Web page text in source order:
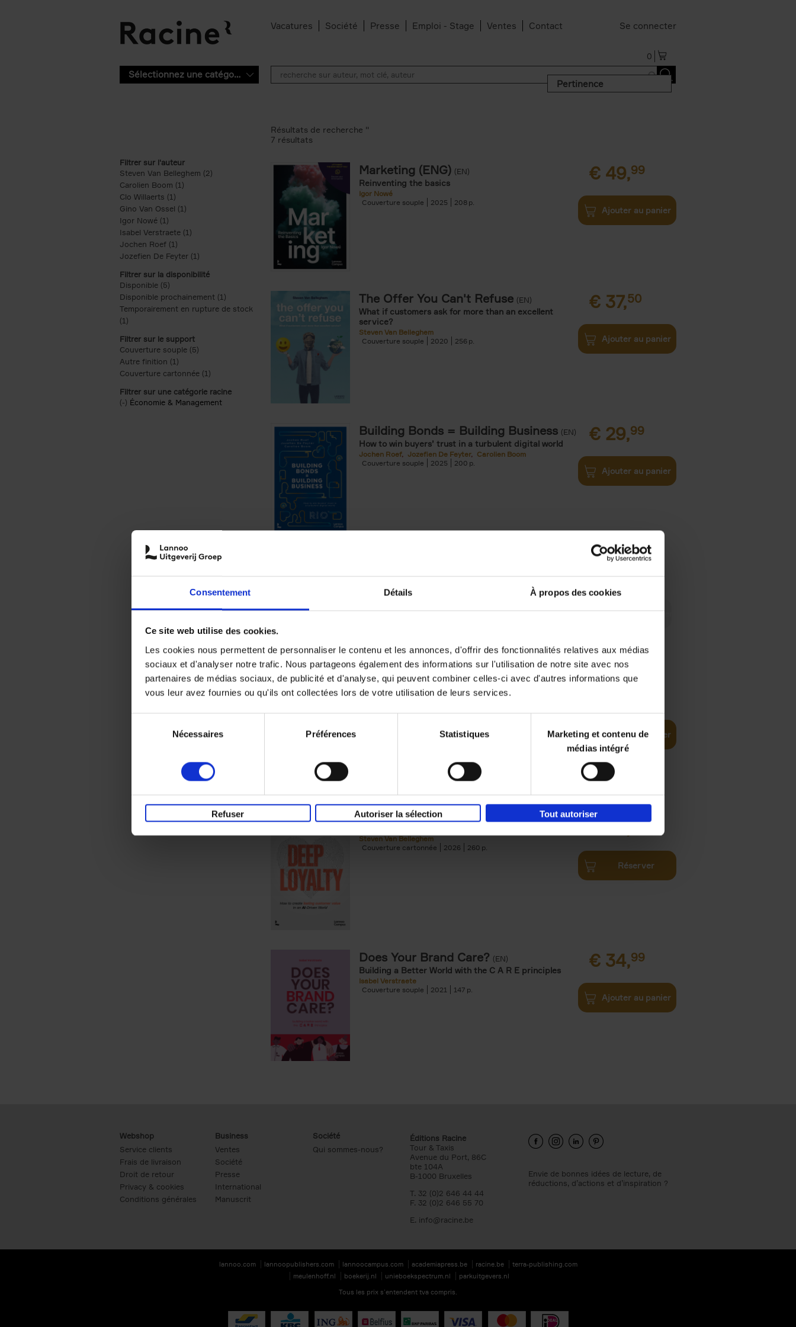
Consentement Détails À propos des cookies
Ce site web utilise des cookies.
Les cookies nous permettent de personnaliser le contenu et les annonces, d'offrir des fonctionnalités relatives aux médias
sociaux et d'analyser notre trafic. Nous partageons également des informations sur l'utilisation de notre site avec nos
partenaires de médias sociaux, de publicité et d'analyse, qui peuvent combiner celles-ci avec d'autres informations que
vous leur avez fournies ou qu'ils ont collectées lors de votre utilisation de leurs services.
Nécessaires Préférences Statistiques
Marketing et contenu de
médias intégré
Refuser Autoriser la sélection Tout autoriser
Vacatures Société Presse Emploi - Stage Ventes Contact Se connecter
0
Sélectionnez une catégorie
Pertinence
Filtrer sur l'auteur
Steven Van Belleghem (2) Apply Steven Van Belleghem filter
Carolien Boom (1)
Clo Willaerts (1)
Gino Van Ossel (1)
Igor Nowé (1)
Isabel Verstraete (1) Apply Isabel Verstraete filter
Jochen Roef (1)
Jozefien De Feyter (1) Apply Jozefien De Feyter filter
Filtrer sur la disponibilité
Disponible (5)
Disponible prochainement (1) Apply Disponible prochainement filter
Temporairement en rupture de stock
(1) Apply Temporairement en rupture de stock filter
Filtrer sur le support
Couverture souple (5) Apply Couverture souple filter
Autre finition (1)
Couverture cartonnée (1)
Filtrer sur une catégorie racine
(-) Remove Économie & Management filter
Économie & Management
Résultats de recherche ''
7 résultats
Marketing (ENG) (EN)
Reinventing the basics
Igor Nowé
Couverture souple
2025 208
€ 49,99
Ajouter au panier
The Offer You Can't Refuse (EN)
What if customers ask for more than an excellent
service?
Steven Van Belleghem
Couverture souple
2020 256
€ 37,50
Ajouter au panier
Building Bonds = Building Business (EN)
How to win buyers’ trust in a turbulent digital world
Jochen Roef Jozefien De Feyter
Carolien Boom
Couverture souple
2025 200
€ 29,99
Ajouter au panier
Hysteria (EN)
Develop and Implement a Winning Strategy as a
Gino Van Ossel
29,99
Digital marketing like a PRO -
completely revised edition (EN)
Ajouter au panier
Deep Loyalty (ENG)
Steven Van Belleghem
Couverture cartonnée
2026 260
€34,99
Réserver
Does Your Brand Care? (EN)
Building a Better World with the C A R E principles
Isabel Verstraete
Couverture souple
2021 147
€ 34,99
Ajouter au panier
Webshop
Service clients
Frais de livraison
Droit de retour
Privacy & cookies
Conditions générales
Business
Ventes
Société
Presse
International
Manuscrit
Société
Qui sommes-nous?
Éditions Racine
Tour & Taxis
Avenue du Port, 86C
bte 104A
B-1000 Bruxelles
T. 32 (0)2 646 44 44
F. 32 (0)2 646 55 70
E. info@racine.be
Envie de bonnes idées de lecture, de
réductions, d’actions et d’inspiration ?
lannoo.com lannoopublishers.com lannoocampus.com academiapress.be racine.be
terra-publishing.com
meulenhoff.nl
boekerij.nl unieboekspectrum.nl
parkuitgevers.nl
Tous les prix s’entendent tva compris.